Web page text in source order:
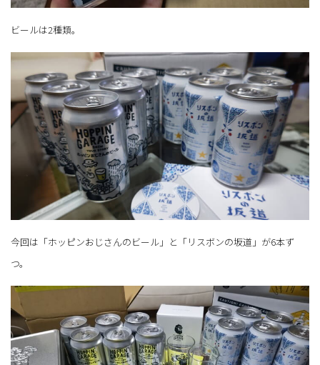
ビールは2種類。
今回は「ホッピンおじさんのビール」と「リスボンの坂道」が6本ず
つ。